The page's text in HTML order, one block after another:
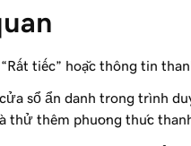
tiếc” hoặc thông tin
sổ ẩn danh trong trình
thử thêm phương thức